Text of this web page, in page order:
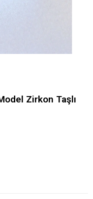
Zirkon Taşlı